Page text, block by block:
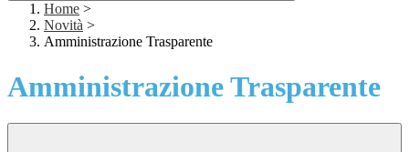
Home >
Novità >
Amministrazione Trasparente
Amministrazione Trasparente